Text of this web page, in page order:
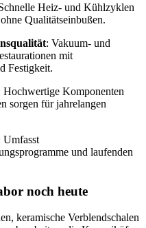
Heiz- und Kühlzyklen
Qualitätseinbußen.
: Vakuum- und
mit
Festigkeit.
Hochwertige Komponenten
sorgen für jahrelangen
Umfasst
und laufenden
noch heute
keramische Verblendschalen